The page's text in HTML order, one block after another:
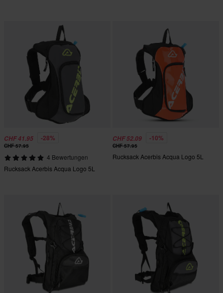
CHF 41.95 -28%
CHF 57.95
4 Bewertungen
Rucksack Acerbis Acqua Logo 5L
CHF 52.09 -10%
CHF 57.95
Rucksack Acerbis Acqua Logo 5L